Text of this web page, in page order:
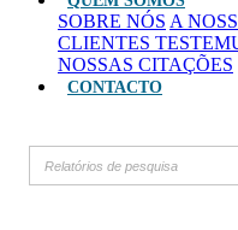
SOBRE NÓS A
CLIENTES
NOSSAS CITAÇÕES
CONTACTO